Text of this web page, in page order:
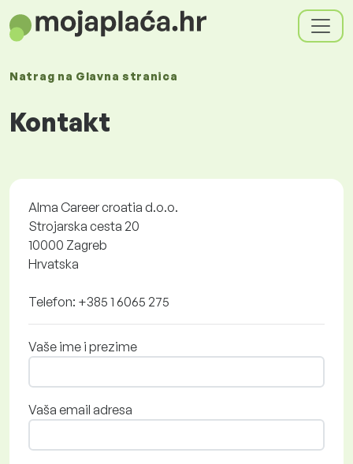
Natrag na Glavna stranica
Kontakt
Alma Career croatia d.o.o.
Strojarska cesta 20
10000 Zagreb
Hrvatska
Telefon: +385 1 6065 275
Vaše ime i prezime
Vaša email adresa